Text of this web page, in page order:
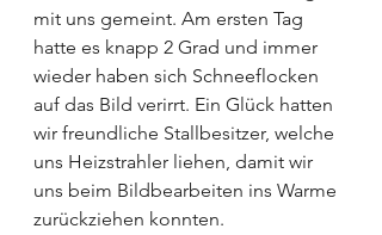
mit uns gemeint. Am ersten Tag
hatte es knapp 2 Grad und immer
wieder haben sich Schneeflocken
auf das Bild verirrt. Ein Glück hatten
wir freundliche Stallbesitzer, welche
uns Heizstrahler liehen, damit wir
uns beim Bildbearbeiten ins Warme
zurückziehen konnten.